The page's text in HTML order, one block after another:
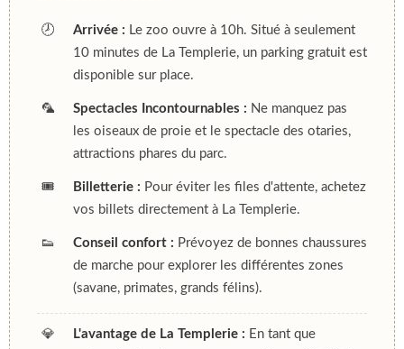
🕗 Arrivée : Le zoo ouvre à 10h. Situé à seulement
10 minutes de La Templerie, un parking gratuit est
disponible sur place.
🦜 Spectacles Incontournables : Ne manquez pas
les oiseaux de proie et le spectacle des otaries,
attractions phares du parc.
🎟️ Billetterie : Pour éviter les files d'attente, achetez
vos billets directement à La Templerie.
👟 Conseil confort : Prévoyez de bonnes chaussures
de marche pour explorer les différentes zones
(savane, primates, grands félins).
💎 L'avantage de La Templerie : En tant que